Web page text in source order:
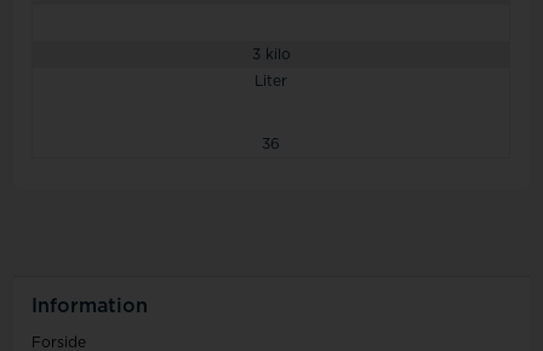
3 kilo
Liter
36
Information
Forside